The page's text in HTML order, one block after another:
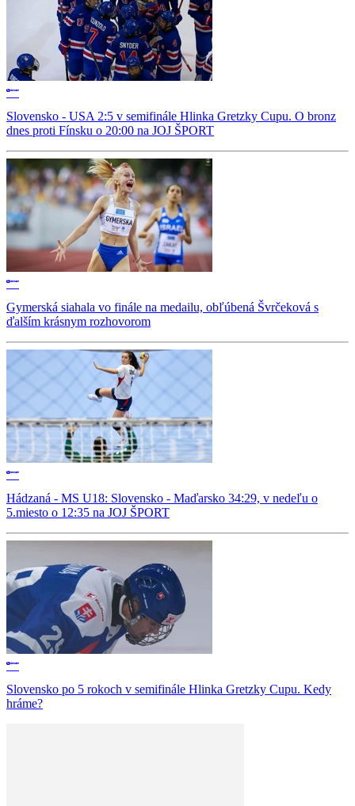
Slovensko - USA 2:5 v semifinále Hlinka Gretzky Cupu. O bronz
dnes proti Fínsku o 20:00 na JOJ ŠPORT
Gymerská siahala vo finále na medailu, obľúbená Švrčeková s
ďalším krásnym rozhovorom
Hádzaná - MS U18: Slovensko - Maďarsko 34:29, v nedeľu o
5.miesto o 12:35 na JOJ ŠPORT
Slovensko po 5 rokoch v semifinále Hlinka Gretzky Cupu. Kedy
hráme?